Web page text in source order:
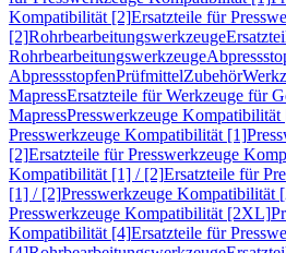
Kompatibilität [2]Ersatzteile für
[2]Rohrbearbeitungswerkzeuge
Rohrbearbeitungswerkzeuge
AbpressstopfenPrüfmittelZubehör
MapressErsatzteile für Werkzeuge für
MapressPresswerkzeuge Kompatibilität
Presswerkzeuge Kompatibilität [1]
[2]Ersatzteile für Presswerkzeuge
Kompatibilität [1] / [2]Ersatzteile für
[1] / [2]Presswerkzeuge Kompatibilität
Presswerkzeuge Kompatibilität [2XL]
Kompatibilität [4]Ersatzteile für